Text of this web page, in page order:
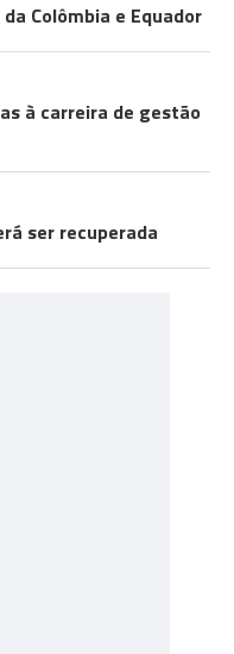
Colômbia e Equador
à carreira de gestão
ser recuperada